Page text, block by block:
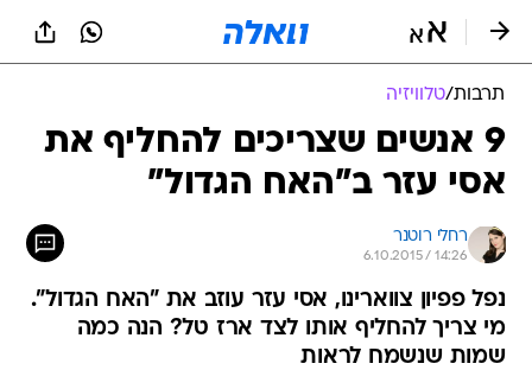
תרבות/טלוויזיה
9 אנשים שצריכים להחליף את
אסי עזר ב"האח הגדול"
רחלי רוטנר
6.10.2015 / 14:26
נפל פפיון צווארינו, אסי עזר עוזב את "האח הגדול".
מי צריך להחליף אותו לצד ארז טל? הנה כמה
שמות שנשמח לראות